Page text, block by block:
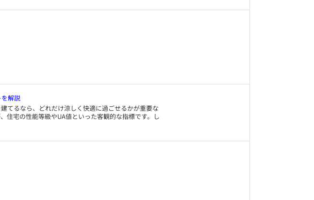
解説
てるなら、どれだけ涼しく快適に過ごせるかが重要な
住宅の性能等級やUA値といった客観的な指標です。し